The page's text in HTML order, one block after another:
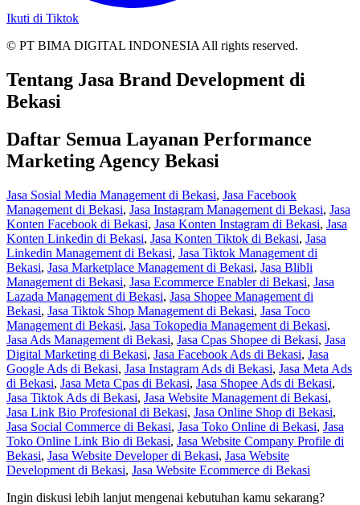
Ikuti di Tiktok
© PT BIMA DIGITAL INDONESIA All rights reserved.
Tentang Jasa Brand Development di
Bekasi
Daftar Semua Layanan Performance
Marketing Agency Bekasi
Jasa Sosial Media Management di Bekasi, Jasa Facebook
Management di Bekasi, Jasa Instagram Management di Bekasi, Jasa
Konten Facebook di Bekasi, Jasa Konten Instagram di Bekasi, Jasa
Konten Linkedin di Bekasi, Jasa Konten Tiktok di Bekasi, Jasa
Linkedin Management di Bekasi, Jasa Tiktok Management di
Bekasi, Jasa Marketplace Management di Bekasi, Jasa Blibli
Management di Bekasi, Jasa Ecommerce Enabler di Bekasi, Jasa
Lazada Management di Bekasi, Jasa Shopee Management di
Bekasi, Jasa Tiktok Shop Management di Bekasi, Jasa Toco
Management di Bekasi, Jasa Tokopedia Management di Bekasi,
Jasa Ads Management di Bekasi, Jasa Cpas Shopee di Bekasi, Jasa
Digital Marketing di Bekasi, Jasa Facebook Ads di Bekasi, Jasa
Google Ads di Bekasi, Jasa Instagram Ads di Bekasi, Jasa Meta Ads
di Bekasi, Jasa Meta Cpas di Bekasi, Jasa Shopee Ads di Bekasi,
Jasa Tiktok Ads di Bekasi, Jasa Website Management di Bekasi,
Jasa Link Bio Profesional di Bekasi, Jasa Online Shop di Bekasi,
Jasa Social Commerce di Bekasi, Jasa Toko Online di Bekasi, Jasa
Toko Online Link Bio di Bekasi, Jasa Website Company Profile di
Bekasi, Jasa Website Developer di Bekasi, Jasa Website
Development di Bekasi, Jasa Website Ecommerce di Bekasi
Ingin diskusi lebih lanjut mengenai kebutuhan kamu sekarang?